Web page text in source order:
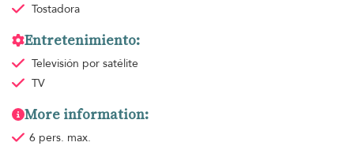
Tostadora
Entretenimiento:
Televisión por satélite
TV
More information:
6 pers. max.